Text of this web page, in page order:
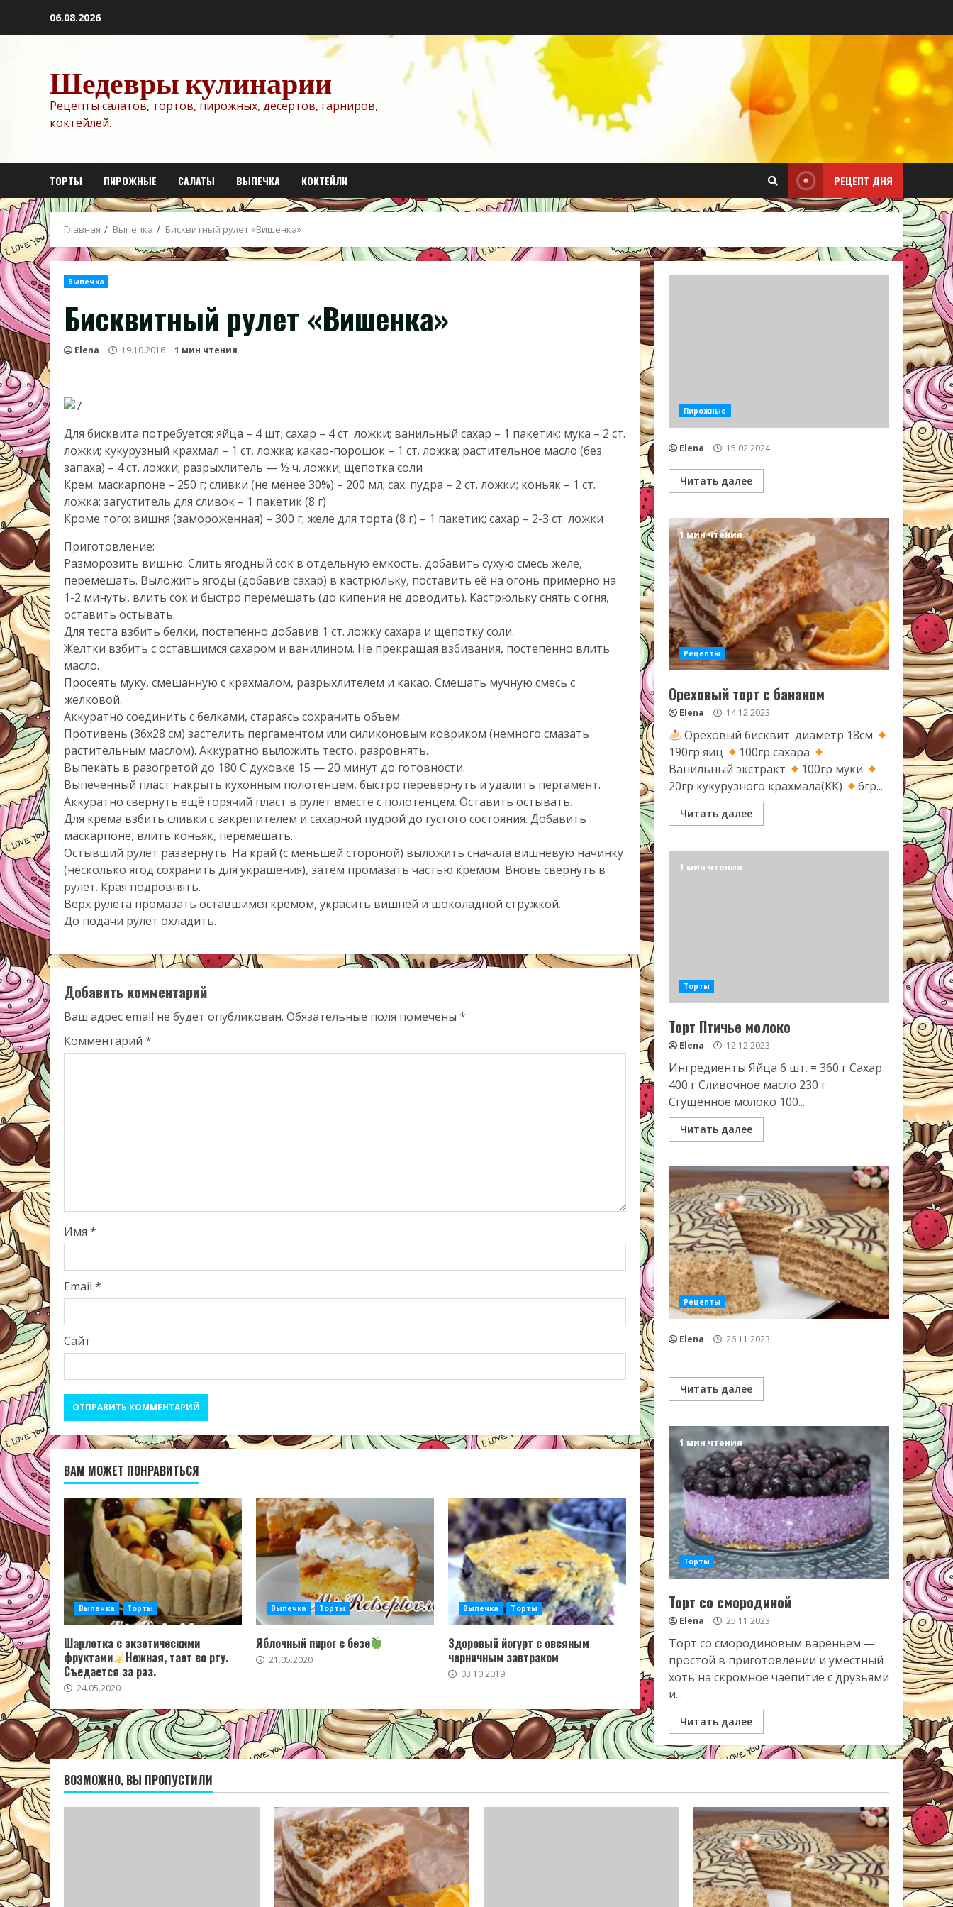
06.08.2026
Шедевры кулинарии
Рецепты салатов, тортов, пирожных, десертов, гарниров,
коктейлей.
ТОРТЫ ПИРОЖНЫЕ САЛАТЫ ВЫПЕЧКА КОКТЕЙЛИ РЕЦЕПТ ДНЯ
Главная Выпечка Бисквитный рулет «Вишенка»
Выпечка
Бисквитный рулет «Вишенка»
Elena 19.10.2016 1 мин чтения
Для бисквита потребуется: яйца – 4 шт; сахар – 4 ст. ложки; ванильный сахар – 1 пакетик; мука – 2 ст.
ложки; кукурузный крахмал – 1 ст. ложка; какао-порошок – 1 ст. ложка; растительное масло (без
запаха) – 4 ст. ложки; разрыхлитель — ½ ч. ложки; щепотка соли
Крем: маскарпоне – 250 г; сливки (не менее 30%) – 200 мл; сах. пудра – 2 ст. ложки; коньяк – 1 ст.
ложка; загуститель для сливок – 1 пакетик (8 г)
Кроме того: вишня (замороженная) – 300 г; желе для торта (8 г) – 1 пакетик; сахар – 2-3 ст. ложки
Приготовление:
Разморозить вишню. Слить ягодный сок в отдельную емкость, добавить сухую смесь желе,
перемешать. Выложить ягоды (добавив сахар) в кастрюльку, поставить её на огонь примерно на
1-2 минуты, влить сок и быстро перемешать (до кипения не доводить). Кастрюльку снять с огня,
оставить остывать.
Для теста взбить белки, постепенно добавив 1 ст. ложку сахара и щепотку соли.
Желтки взбить с оставшимся сахаром и ванилином. Не прекращая взбивания, постепенно влить
масло.
Просеять муку, смешанную с крахмалом, разрыхлителем и какао. Смешать мучную смесь с
желковой.
Аккуратно соединить с белками, стараясь сохранить объем.
Противень (36х28 см) застелить пергаментом или силиконовым ковриком (немного смазать
растительным маслом). Аккуратно выложить тесто, разровнять.
Выпекать в разогретой до 180 С духовке 15 — 20 минут до готовности.
Выпеченный пласт накрыть кухонным полотенцем, быстро перевернуть и удалить пергамент.
Аккуратно свернуть ещё горячий пласт в рулет вместе с полотенцем. Оставить остывать.
Для крема взбить сливки с закрепителем и сахарной пудрой до густого состояния. Добавить
маскарпоне, влить коньяк, перемешать.
Остывший рулет развернуть. На край (с меньшей стороной) выложить сначала вишневую начинку
(несколько ягод сохранить для украшения), затем промазать частью кремом. Вновь свернуть в
рулет. Края подровнять.
Верх рулета промазать оставшимся кремом, украсить вишней и шоколадной стружкой.
До подачи рулет охладить.
Добавить комментарий
Ваш адрес email не будет опубликован. Обязательные поля помечены *
Комментарий *
Имя *
Email *
Сайт
ВАМ МОЖЕТ ПОНРАВИТЬСЯ
Выпечка Торты
Шарлотка с экзотическими
фруктами
Нежная, тает во рту.
Съедается за раз.
24.05.2020
Выпечка Торты
Яблочный пирог с безе
21.05.2020
Выпечка Торты
Здоровый йогурт с овсяным
черничным завтраком
03.10.2019
Пирожные
Elena 15.02.2024
Читать далее
1 мин чтения
Рецепты
Ореховый торт с бананом
Elena 14.12.2023
Ореховый бисквит: диаметр 18см
190гр яиц
100гр сахара
Ванильный экстракт
100гр муки
20гр кукурузного крахмала(КК)
6гр...
Читать далее
1 мин чтения
Торты
Торт Птичье молоко
Elena 12.12.2023
Ингредиенты Яйца 6 шт. = 360 г Сахар
400 г Сливочное масло 230 г
Сгущенное молоко 100...
Читать далее
Рецепты
Elena 26.11.2023
Читать далее
1 мин чтения
Торты
Торт со смородиной
Elena 25.11.2023
Торт со смородиновым вареньем —
простой в приготовлении и уместный
хоть на скромное чаепитие с друзьями
и...
Читать далее
ВОЗМОЖНО, ВЫ ПРОПУСТИЛИ